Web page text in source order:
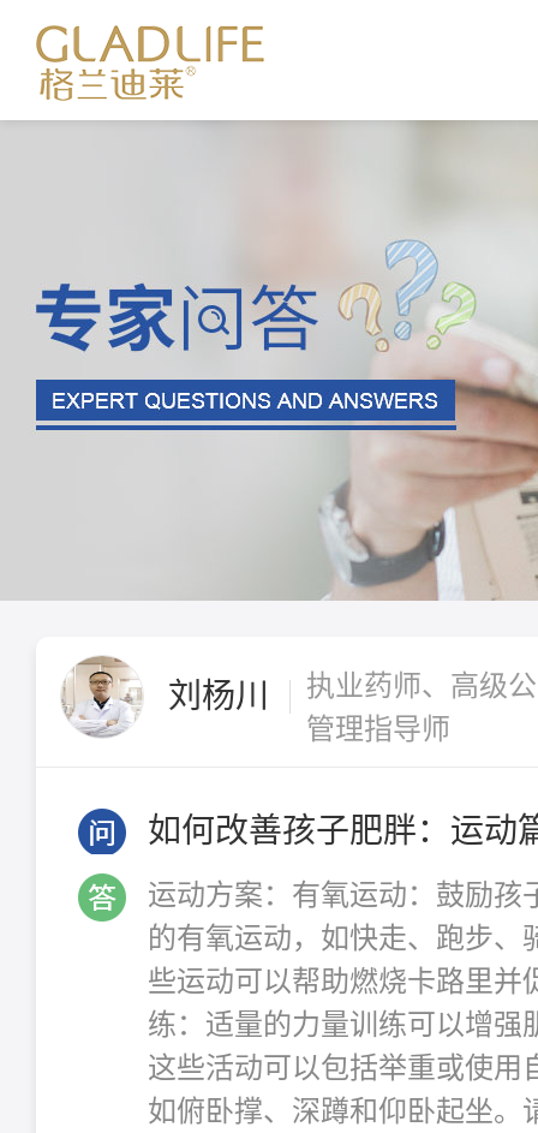
刘杨川
执业药师、高级
管理指导师
如何改善孩子肥胖：运动
运动方案：有氧运动：鼓励孩
的有氧运动，如快走、跑步、
些运动可以帮助燃烧卡路里并
练：适量的力量训练可以增强
这些活动可以包括举重或使用
如俯卧撑、深蹲和仰卧起坐。